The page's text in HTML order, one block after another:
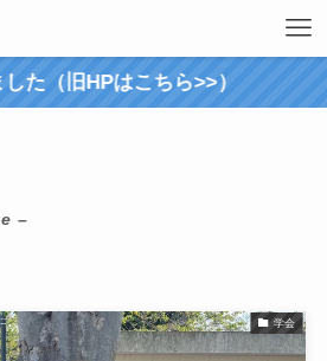
旧HPはこちら>>）
–
学会